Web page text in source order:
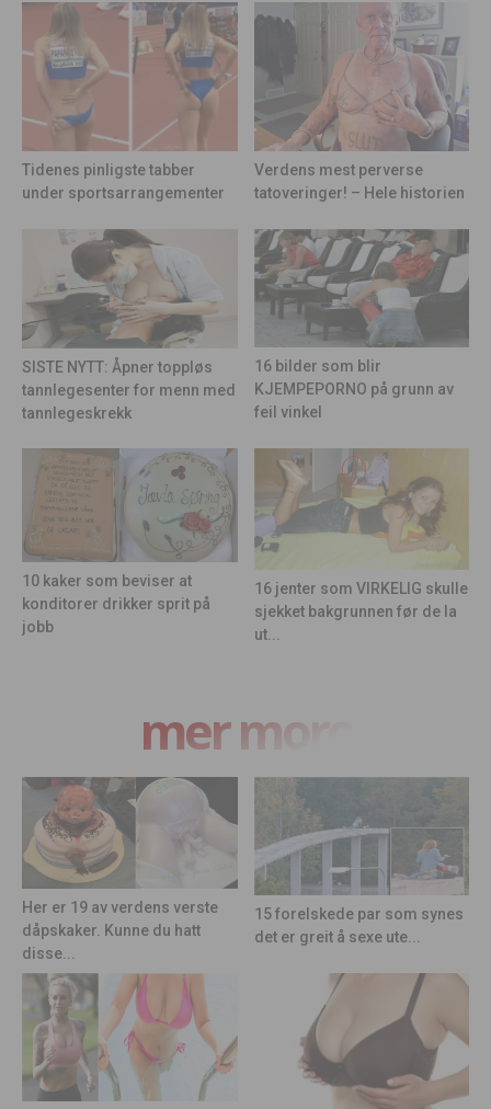
Tidenes pinligste tabber
under sportsarrangementer
Verdens mest perverse
tatoveringer! – Hele historien
SISTE NYTT: Åpner toppløs
tannlegesenter for menn med
tannlegeskrekk
16 bilder som blir
KJEMPEPORNO på grunn av
feil vinkel
10 kaker som beviser at
konditorer drikker sprit på
jobb
16 jenter som VIRKELIG skulle
sjekket bakgrunnen før de la
ut...
mer moro
Her er 19 av verdens verste
dåpskaker. Kunne du hatt
disse...
15 forelskede par som synes
det er greit å sexe ute...